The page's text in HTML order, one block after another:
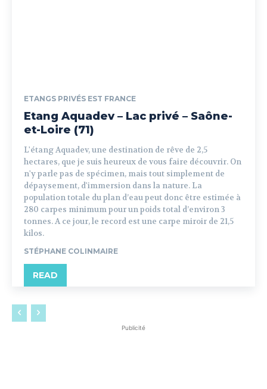
ETANGS PRIVÉS EST FRANCE
Etang Aquadev – Lac privé – Saône-
et-Loire (71)
L'étang Aquadev, une destination de rêve de 2,5
hectares, que je suis heureux de vous faire découvrir. On
n'y parle pas de spécimen, mais tout simplement de
dépaysement, d'immersion dans la nature. La
population totale du plan d’eau peut donc être estimée à
280 carpes minimum pour un poids total d’environ 3
tonnes. A ce jour, le record est une carpe miroir de 21,5
kilos.
STÉPHANE COLINMAIRE
READ
Publicité